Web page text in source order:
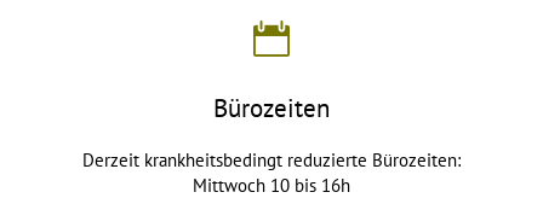
Bürozeiten
Derzeit krankheitsbedingt reduzierte Bürozeiten:
Mittwoch 10 bis 16h